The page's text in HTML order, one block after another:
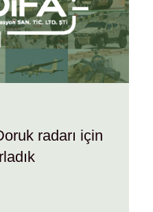
radarı için